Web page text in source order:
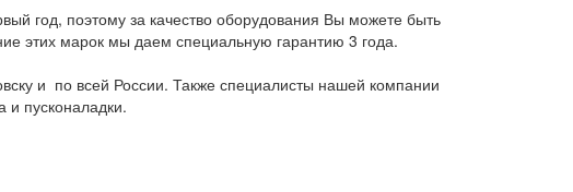
год, поэтому за качество оборудования Вы можете быть
этих марок мы даем специальную гарантию 3 года.
и по всей России. Также специалисты нашей компании
и пусконаладки.